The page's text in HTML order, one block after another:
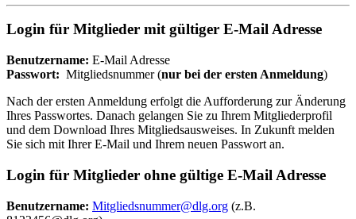
Login für Mitglieder mit gültiger E-Mail Adresse
Benutzername: E-Mail Adresse
Passwort: Mitgliedsnummer (nur bei der ersten Anmeldung)
Nach der ersten Anmeldung erfolgt die Aufforderung zur Änderung
Ihres Passwortes. Danach gelangen Sie zu Ihrem Mitgliederprofil
und dem Download Ihres Mitgliedsausweises. In Zukunft melden
Sie sich mit Ihrer E-Mail und Ihrem neuen Passwort an.
Login für Mitglieder ohne gültige E-Mail Adresse
Benutzername: Mitgliedsnummer@dlg.org (z.B.